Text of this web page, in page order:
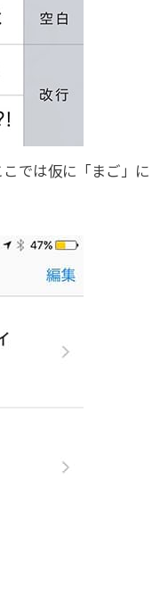
では仮に「まご」に